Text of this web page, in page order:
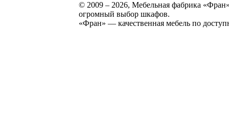
© 2009 – 2026, Мебельная фабрика
огромный выбор шкафов.
«Фран» — качественная мебель по